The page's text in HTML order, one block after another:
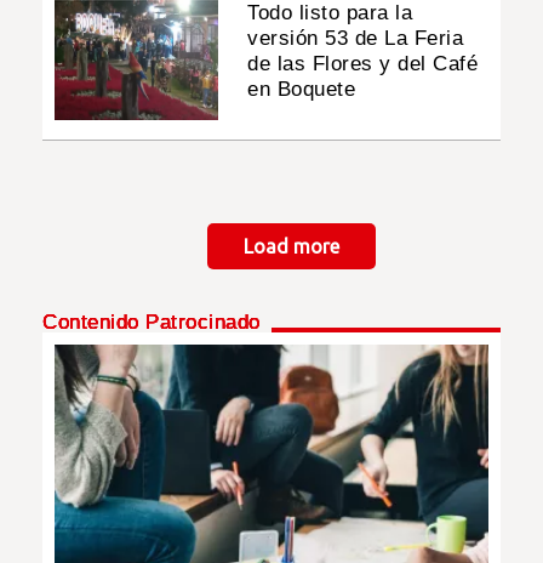
Todo listo para la
versión 53 de La Feria
de las Flores y del Café
en Boquete
Load more
Contenido Patrocinado